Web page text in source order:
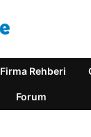
Firma Rehberi
Forum